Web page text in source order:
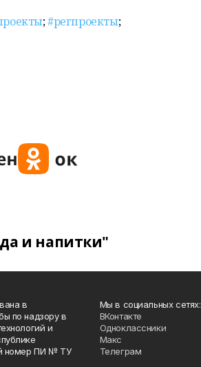
;#регпроекты;
и напитки"
в
по надзору в
и
номер ПИ № ТУ
Мы в социальных сетях:
ВКонтакте
Одноклассники
Макс
Телеграм